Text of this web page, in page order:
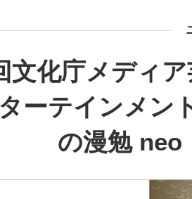
文化庁メディア
ーテインメン
の漫勉 neo